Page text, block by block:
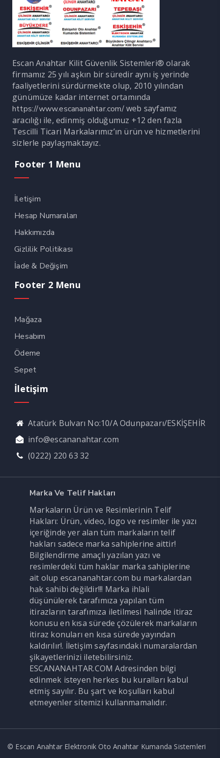
Escan Anahtar Kilit Güvenlik Sistemleri® olarak
firmamız 25 yılı aşkın bir süredir aynı iş yerinde
faaliyetlerini sürdürmekte olup, 2010 yılından
günümüze kadar internet ortamında
https://www.escananahtar.com/web sayfamız
aracılığı ile, edinmiş olduğumuz +12 den fazla
Tescilli Ticari Markalarımız’ın ürün ve hizmetlerini
sizlerle paylaşmaktayız.
Footer 1 Menu
İletişim
Hesap Numaraları
Hakkımızda
Gizlilik Politikası
İade & Değişim
Footer 2 Menu
Mağaza
Hesabım
Ödeme
Sepet
İletişim
Atatürk Bulvarı No:10/A Odunpazarı/ESKİŞEHİR
info@escananahtar.com
(0222) 220 63 32
Marka Ve Telif Hakları
Markaların Ürün ve Resimlerinin Telif
Hakları: Ürün, video, logo ve resimler ile yazı
içeriğinde yer alan tüm markaların telif
hakları sadece marka sahiplerine aittir!
Bilgilendirme amaçlı yazılan yazı ve
resimlerdeki tüm haklar marka sahiplerine
ait olup escananahtar.com bu markalardan
hak sahibi değildir!!! Marka ihlali
düşünülerek tarafımıza yapılan tüm
itirazların tarafımıza iletilmesi halinde itiraz
konusu en kısa sürede çözülerek markaların
itiraz konuları en kısa sürede yayından
kaldırılır!. İletişim sayfasındaki numaralardan
şikayetlerinizi iletebilirsiniz.
ESCANANAHTAR.COM Adresinden bilgi
edinmek isteyen herkes bu kuralları kabul
etmiş sayılır. Bu şart ve koşulları kabul
etmeyenler sitemizi kullanmamalıdır.
© Escan Anahtar Elektronik Oto Anahtar Kumanda Sistemleri